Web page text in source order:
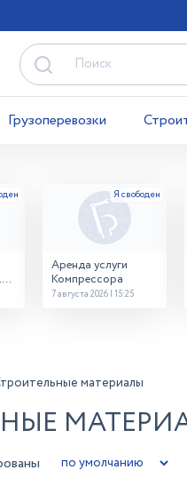
Грузоперевозки
Аренда услуги
Компрессора
7 августа 2026 | 15:25
материалы